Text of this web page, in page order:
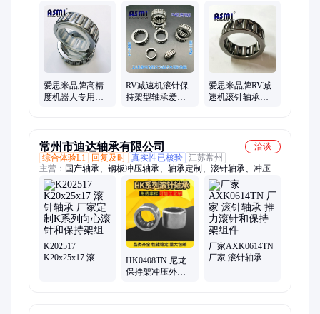
人滚针轴承、谐波减速器轴承、薄壁轴承、不锈钢轴承、不锈钢
带座轴承、不锈钢外球面轴承、不锈钢关节轴承、不锈钢直线轴
承、不锈钢滚轮轴承、不锈钢高端关节轴承、304不锈钢轴承、
316不锈钢轴承、高温轴承、耐高温轴承、陶瓷轴承、混合陶瓷
轴承、塑料直线轴承、自润滑轴承、全陶瓷轴承、耐低温轴承、
不锈钢角接触球轴承、进口工业机器人轴承、人形机器人轴承
爱思米品牌高精
度机器人专用滚
RV减速机滚针保
持架型轴承爱思
爱思米品牌RV减
速机滚针轴承生
常州市迪达轴承有限公司
洽谈
综合体验L1
回复及时 真实性已核验 江苏常州
主营： 国产轴承、钢板冲压轴承、轴承定制、滚针轴承、冲压外
圈滚针轴承、轴承内套、单向轴承、机床轴承、高温耐磨轴承、
定做非标轴承、国产平面轴承
K202517
K20x25x17 滚针
HK0408TN 尼龙
保持架冲压外圈
厂家AXK0614TN
厂家 滚针轴承 推